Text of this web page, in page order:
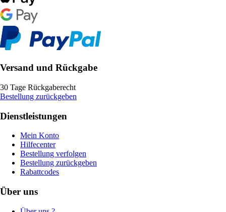
Versand und Rückgabe
30 Tage Rückgaberecht
Bestellung zurückgeben
Dienstleistungen
Mein Konto
Hilfecenter
Bestellung verfolgen
Bestellung zurückgeben
Rabattcodes
Über uns